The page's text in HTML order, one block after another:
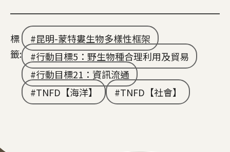
標
籤:
昆明-蒙特婁生物多樣性框架
行動目標5：野生物種合理利用及貿易
行動目標21：資訊流通
TNFD【海洋】
TNFD【社會】